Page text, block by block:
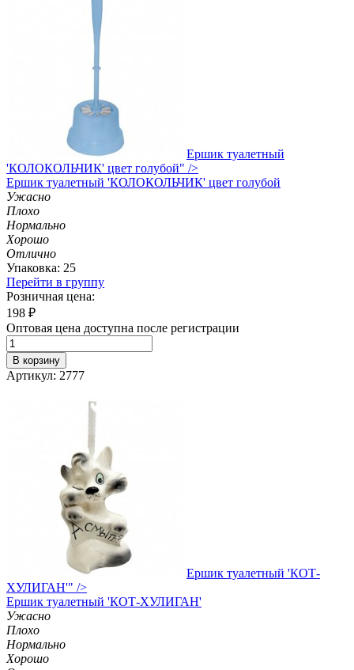
Ершик туалетный
'КОЛОКОЛЬЧИК' цвет голубой" />
Ершик туалетный 'КОЛОКОЛЬЧИК' цвет голубой
Ужасно
Плохо
Нормально
Хорошо
Отлично
Упаковка: 25
Перейти в группу
Розничная цена:
198 ₽
Оптовая цена доступна после регистрации
В корзину
Артикул: 2777
Ершик туалетный 'КОТ-
ХУЛИГАН'" />
Ершик туалетный 'КОТ-ХУЛИГАН'
Ужасно
Плохо
Нормально
Хорошо